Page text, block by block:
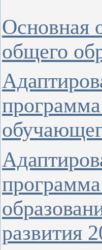
Основная
общего
развития